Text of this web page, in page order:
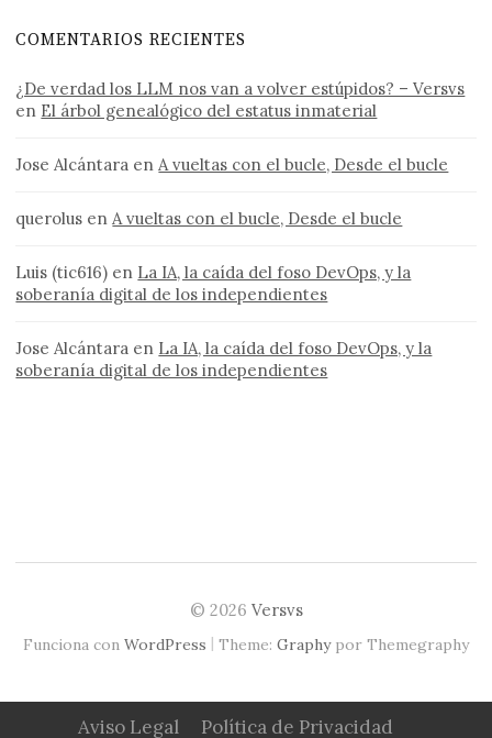
COMENTARIOS RECIENTES
¿De verdad los LLM nos van a volver estúpidos? – Versvs
en El árbol genealógico del estatus inmaterial
Jose Alcántara enA vueltas con el bucle, Desde el bucle
querolus enA vueltas con el bucle, Desde el bucle
Luis (tic616) en La IA, la caída del foso DevOps, y la
soberanía digital de los independientes
Jose Alcántara en La IA, la caída del foso DevOps, y la
soberanía digital de los independientes
© 2026 Versvs
Funciona con WordPress | Theme: Graphypor Themegraphy
Aviso Legal Política de Privacidad